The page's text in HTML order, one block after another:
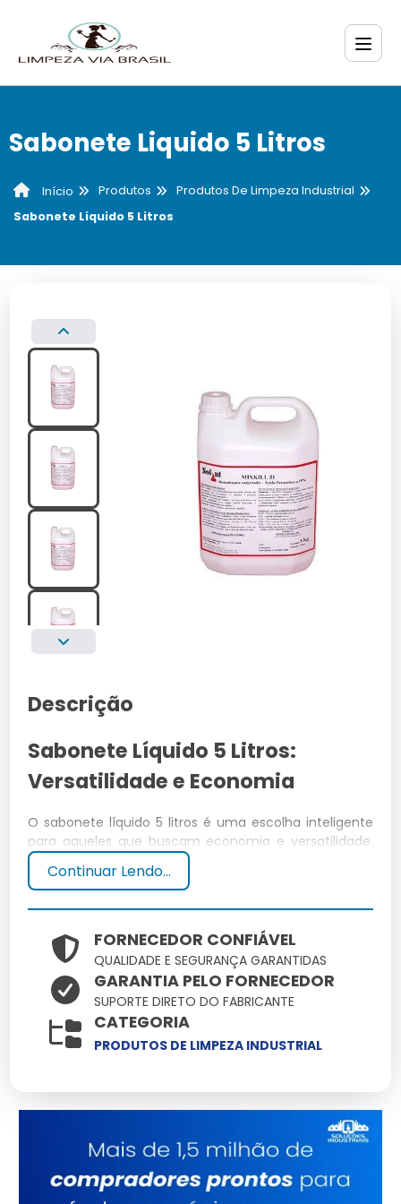
Sabonete Liquido 5 Litros
Início Produtos
Produtos De Limpeza Industrial
Sabonete Liquido 5 Litros
Descrição
Sabonete Líquido 5 Litros:
Versatilidade e Economia
O sabonete líquido 5 litros é uma escolha inteligente
para aqueles que buscam economia e versatilidade.
Com um galão desse tamanho, você garante um uso
prolongado, reduzindo a necessidade de
Por que escolher 5 litros?
A escolha de uma embalagem de 5 litros oferece
uma excelente relação custo-benefício,
especialmente para ambientes comerciais ou
famílias grandes.
Benefícios do uso diário
Ideal para uso diário, essa quantidade permite manter
a pele limpa e hidratada, além de ser econômico.
Variedades de Sabonete Líquido
Continuar Lendo...
FORNECEDOR CONFIÁVEL
QUALIDADE E SEGURANÇA GARANTIDAS
GARANTIA PELO FORNECEDOR
SUPORTE DIRETO DO FABRICANTE
CATEGORIA
PRODUTOS DE LIMPEZA INDUSTRIAL